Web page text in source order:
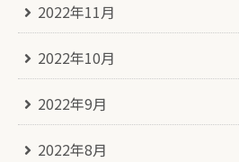
2022年11月
2022年10月
2022年9月
2022年8月